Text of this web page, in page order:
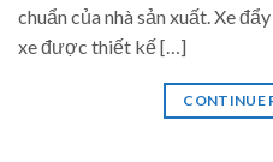
chuẩn của nhà sản xuất. Xe
xe được thiết kế […]
CONTINUE